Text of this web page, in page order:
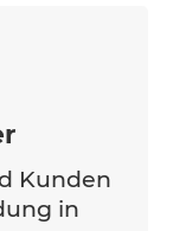
Kunden
in